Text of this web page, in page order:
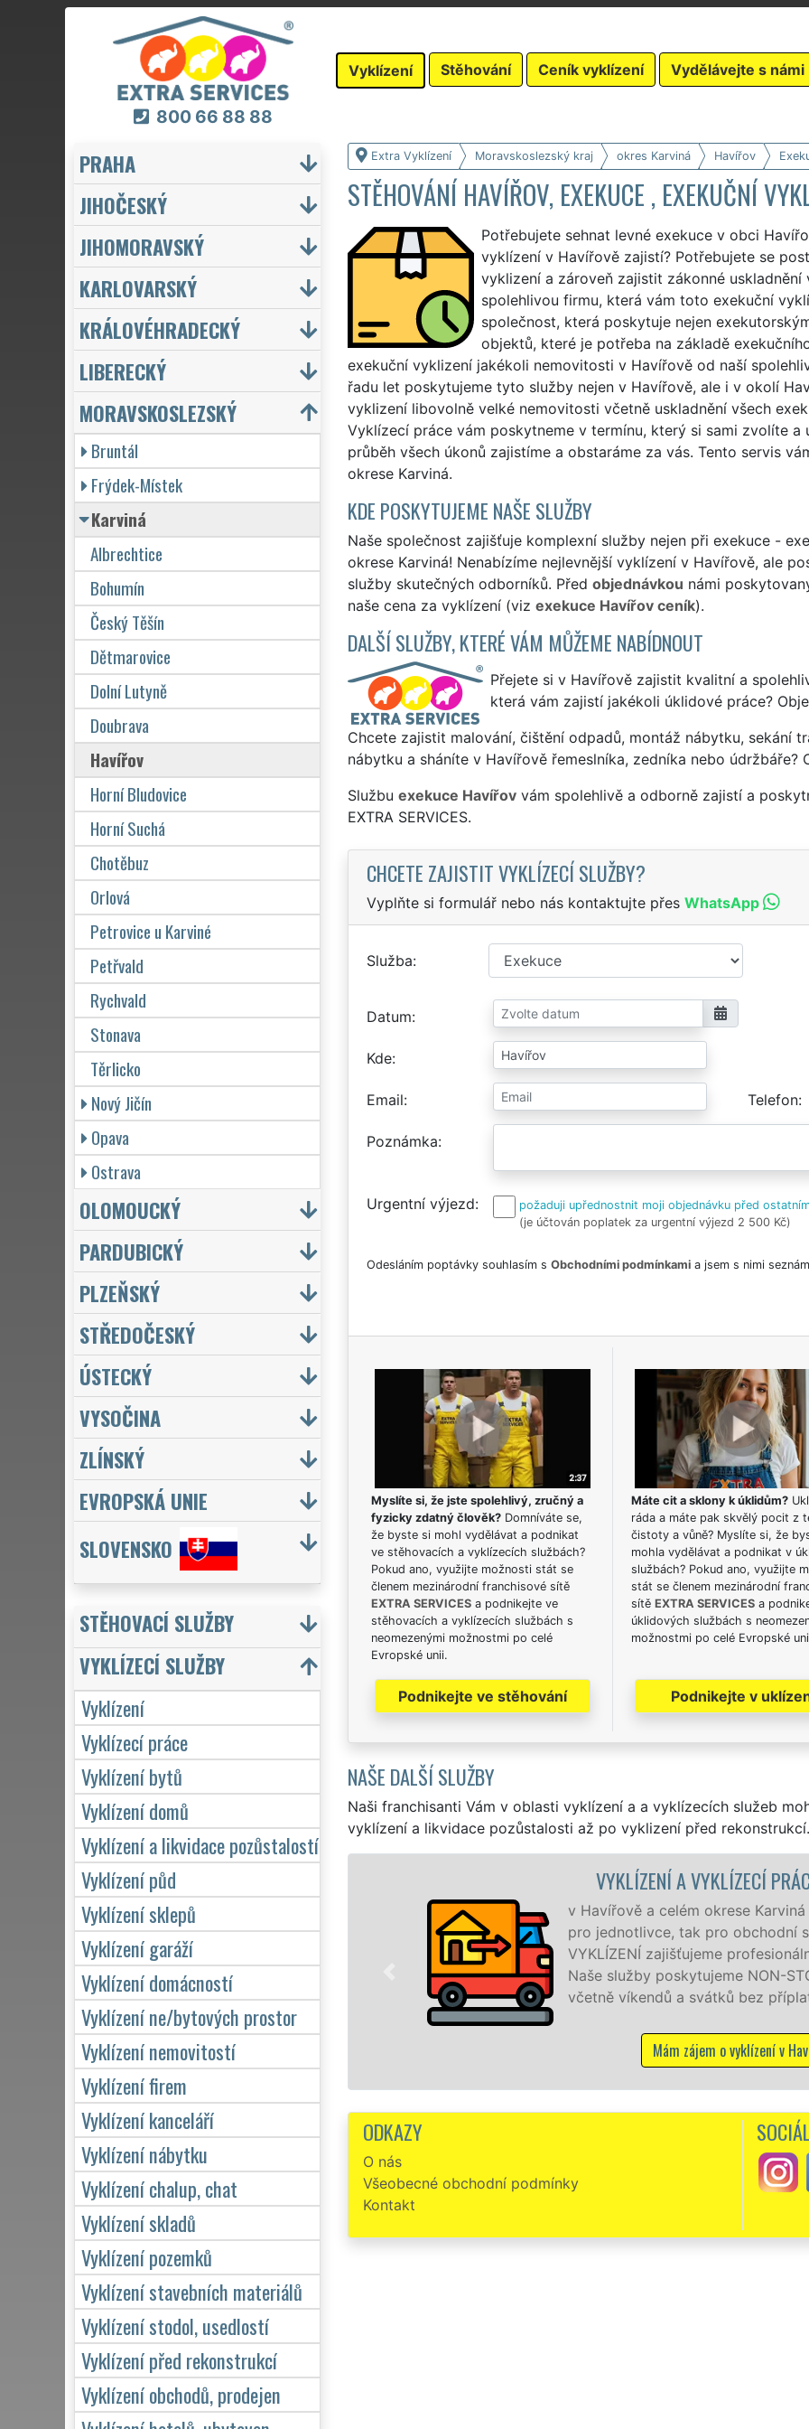
800 66 88 88
Vyklízení Stěhování Ceník vyklízení Vydělávejte s námi
Extra Vyklízení Moravskoslezský kraj okres Karviná Havířov
STĚHOVÁNÍ HAVÍŘOV, EXEKUCE , EXEKUČNÍ
Potřebujete sehnat levné exekuce v obci
vyklízení v Havířově zajistí? Potřebujete se
vyklizení a zároveň zajistit zákonné
spolehlivou firmu, která vám toto exekuční
společnost, která poskytuje nejen
objektů, které je potřeba na základě
exekuční vyklizení jakékoli nemovitosti v Havířově od naší
řadu let poskytujeme tyto služby nejen v Havířově, ale i v okolí
vyklizení libovolně velké nemovitosti včetně uskladnění všech
Vyklízecí práce vám poskytneme v termínu, který si sami zvolíte a
průběh všech úkonů zajistíme a obstaráme za vás. Tento servis
okrese Karviná.
KDE POSKYTUJEME NAŠE SLUŽBY
Naše společnost zajišťuje komplexní služby nejen při exekuce -
okrese Karviná! Nenabízíme nejlevnější vyklízení v Havířově, ale
služby skutečných odborníků. Před objednávkou námi
naše cena za vyklízení (viz exekuce Havířov ceník).
DALŠÍ SLUŽBY, KTERÉ VÁM MŮŽEME NABÍDNOUT
Přejete si v Havířově zajistit kvalitní a
která vám zajistí jakékoli úklidové práce?
Chcete zajistit malování, čištění odpadů, montáž nábytku, sekání
nábytku a sháníte v Havířově řemeslníka, zedníka nebo údržbáře?
Službu exekuce Havířovvám spolehlivě a odborně zajistí a
EXTRA SERVICES.
CHCETE ZAJISTIT VYKLÍZECÍ SLUŽBY?
Vyplňte si formulář nebo nás kontaktujte přes WhatsApp
Služba
Datum
Kde
Email Telefon
Poznámka
Urgentní výjezd
požaduji upřednostnit moji objednávku před
(je účtován poplatek za urgentní výjezd 2 500 Kč)
Odesláním poptávky souhlasím s Obchodními podmínkamia jsem s nimi
Myslíte si, že jste spolehlivý, zručný a
fyzicky zdatný člověk?Domníváte se,
že byste si mohl vydělávat a podnikat
ve stěhovacích a vyklízecích službách?
Pokud ano, využijte možnosti stát se
členem mezinárodní franchisové sítě
EXTRA SERVICESa podnikejte ve
stěhovacích a vyklízecích službách s
neomezenými možnostmi po celé
Evropské unii.
Podnikejte ve stěhování
Máte cit a sklony k úklidům?
ráda a máte pak skvělý pocit z
čistoty a vůně? Myslíte si, že
mohla vydělávat a podnikat v
službách? Pokud ano, využijte
stát se členem mezinárodní
sítě EXTRA SERVICESa
úklidových službách s
možnostmi po celé Evropské
Podnikejte v
NAŠE DALŠÍ SLUŽBY
Naši franchisanti Vám v oblasti vyklízení a a vyklízecích služeb
vyklízení a likvidace pozůstalosti až po vyklizení před rekonstrukcí.
VYKLÍZENÍ A VYKLÍZECÍ
v Havířově a celém okrese Karviná
pro jednotlivce, tak pro obchodní
VYKLÍZENÍ zajišťujeme profesionální
Naše služby poskytujeme NON-
včetně víkendů a svátků bez
Mám zájem o vyklízení v
ODKAZY
O nás
Všeobecné obchodní podmínky
Kontakt
PRAHA
JIHOČESKÝ
JIHOMORAVSKÝ
KARLOVARSKÝ
KRÁLOVÉHRADECKÝ
LIBERECKÝ
MORAVSKOSLEZSKÝ
Bruntál
Frýdek-Místek
Karviná
Albrechtice
Bohumín
Český Těšín
Dětmarovice
Dolní Lutyně
Doubrava
Havířov
Horní Bludovice
Horní Suchá
Chotěbuz
Orlová
Petrovice u Karviné
Petřvald
Rychvald
Stonava
Těrlicko
Nový Jičín
Opava
Ostrava
OLOMOUCKÝ
PARDUBICKÝ
PLZEŇSKÝ
STŘEDOČESKÝ
ÚSTECKÝ
VYSOČINA
ZLÍNSKÝ
EVROPSKÁ UNIE
SLOVENSKO
STĚHOVACÍ SLUŽBY
VYKLÍZECÍ SLUŽBY
Vyklízení
Vyklízecí práce
Vyklízení bytů
Vyklízení domů
Vyklízení a likvidace pozůstalostí
Vyklízení půd
Vyklízení sklepů
Vyklízení garáží
Vyklízení domácností
Vyklízení ne/bytových prostor
Vyklízení nemovitostí
Vyklízení firem
Vyklízení kanceláří
Vyklízení nábytku
Vyklízení chalup, chat
Vyklízení skladů
Vyklízení pozemků
Vyklízení stavebních materiálů
Vyklízení stodol, usedlostí
Vyklízení před rekonstrukcí
Vyklízení obchodů, prodejen